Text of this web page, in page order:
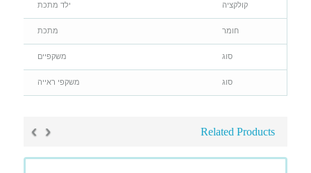
קולקציה ילד מתכת
חומר מתכת
סוג משקפיים
סוג משקפי ראייה
Related Products
‹
›